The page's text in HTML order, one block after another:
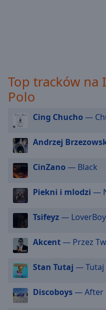
modal
window.
Beginning
dialog
window.
cancel
and
close
window.
Opacity
Top tracków na
Polo
Cing Chucho —
Andrzej
CinZano — Black
Piekni i mlodzi —
Tsifeyz— LoverBoy
Akcent— Przez
Stan Tutaj — Tutaj
Discoboys— After